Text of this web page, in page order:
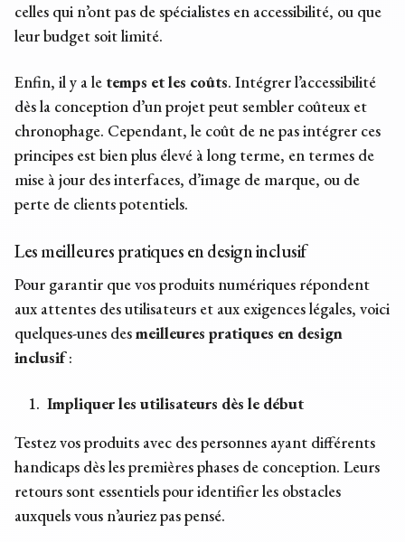
celles qui n’ont pas de spécialistes en accessibilité, ou que
leur budget soit limité.
Enfin, il y a le temps et les coûts. Intégrer l’accessibilité
dès la conception d’un projet peut sembler coûteux et
chronophage. Cependant, le coût de ne pas intégrer ces
principes est bien plus élevé à long terme, en termes de
mise à jour des interfaces, d’image de marque, ou de
perte de clients potentiels.
Lesmeilleures pratiques en design inclusif
Pour garantir que vos produits numériques répondent
aux attentes des utilisateurs et aux exigences légales, voici
quelques-unes desmeilleures pratiques en design
inclusif:
Impliquer les utilisateurs dès le début
Testez vos produits avec des personnes ayant différents
handicaps dès les premières phases de conception. Leurs
retours sont essentiels pour identifier les obstacles
auxquels vous n’auriez pas pensé.